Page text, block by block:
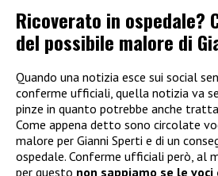
Ricoverato in ospedale?
del possibile malore di
Quando una notizia esce sui social
conferme ufficiali, quella notizia va
pinze in quanto potrebbe anche
Come appena detto sono circolate
malore per Gianni Sperti e di un
ospedale. Conferme ufficiali però, al
per questo non sappiamo se le voci